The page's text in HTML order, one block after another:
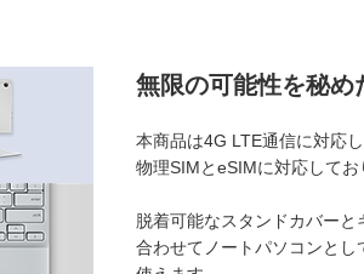
無限の可能性を秘め
本商品は4G LTE通信に対応
物理SIMとeSIMに対応してお
脱着可能なスタンドカバー
合わせてノートパソコンと